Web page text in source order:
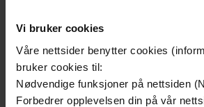
Vi bruker cookies
Våre nettsider benytter cookies
bruker cookies til:
Nødvendige funksjoner på nettsiden
Forbedrer opplevelsen din på vår
Andre har også kjøpt